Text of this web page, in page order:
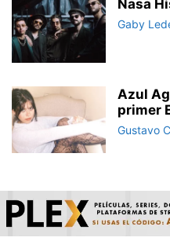
Nasa
Gaby
Azul
primer
Gustavo